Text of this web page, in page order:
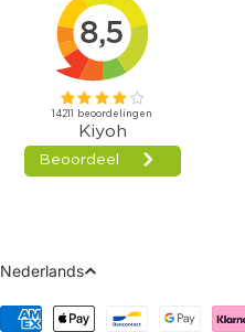
Taal
Nederlands
Betaalmethoden